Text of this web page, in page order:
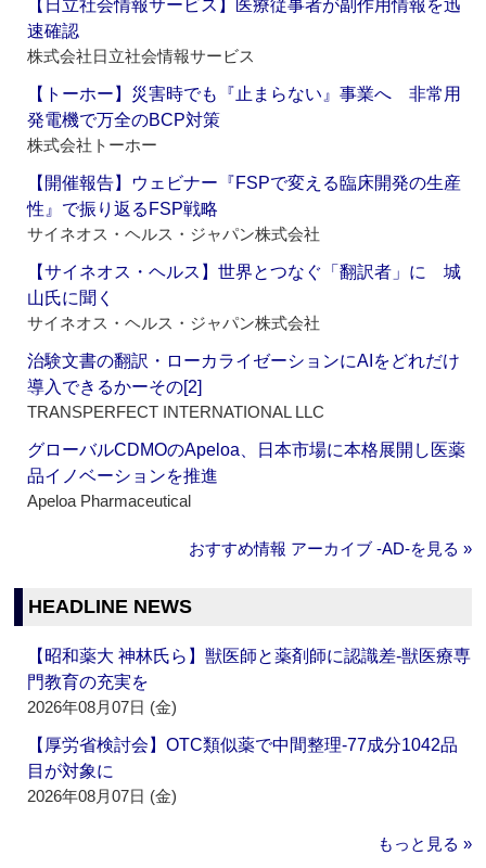
【日立社会情報サービス】医療従事者が副作用情報を迅
速確認
株式会社日立社会情報サービス
【トーホー】災害時でも『止まらない』事業へ 非常用
発電機で万全のBCP対策
株式会社トーホー
【開催報告】ウェビナー『FSPで変える臨床開発の生産
性』で振り返るFSP戦略
サイネオス・ヘルス・ジャパン株式会社
【サイネオス・ヘルス】世界とつなぐ「翻訳者」に 城
山氏に聞く
サイネオス・ヘルス・ジャパン株式会社
治験文書の翻訳・ローカライゼーションにAIをどれだけ
導入できるかーその[2]
TRANSPERFECT INTERNATIONAL LLC
グローバルCDMOのApeloa、日本市場に本格展開し医薬
品イノベーションを推進
Apeloa Pharmaceutical
おすすめ情報 アーカイブ ‐AD‐を見る »
HEADLINE NEWS
【昭和薬大 神林氏ら】獣医師と薬剤師に認識差‐獣医療専
門教育の充実を
2026年08月07日 (金)
【厚労省検討会】OTC類似薬で中間整理‐77成分1042品
目が対象に
2026年08月07日 (金)
もっと見る »